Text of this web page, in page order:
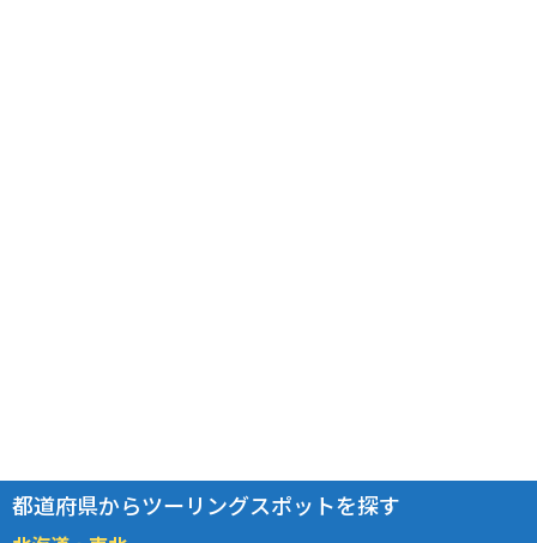
都道府県からツーリングスポットを探す